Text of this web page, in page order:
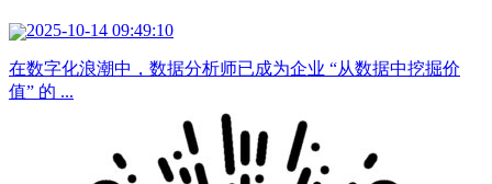
2025-10-14 09:49:10
在数字化浪潮中，数据分析师已成为企业 “从数据中挖掘价
值” 的 ...